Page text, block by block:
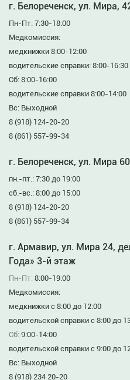
г. Белореченск, ул. Мира,
Пн-Пт: 7:30-18:00
Медкомиссия:
медкнижки 8:00-12:00
водительские справки: 8:00-16:30
Сб: 8:00-16:00
водительские справки 8:00-14:00
Вс: Выходной
8 (918) 124-20-20
8 (861) 557-99-34
г. Белореченск, ул. Мира 60
пн.-пт.: 7:30 до 19:00
сб.-вс.: 8:00 до 15:00
8 (918) 124-20-20
8 (861) 557-99-34
г. Армавир, ул. Мира 24,
Года» 3-й этаж
Пн-Пт: 8:00-19:00
Медкомиссия:
медкнижки с 8:00 до 12:00
водительской справки с 8:00 до
Сб: 9:00-14:00
водительской справки с 9:00 до
Вс: Выходной
8 (918) 234 20-20